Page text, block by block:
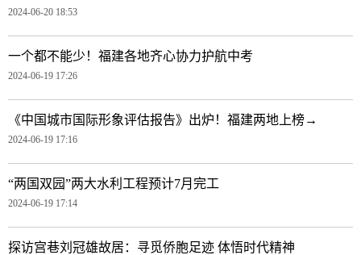
2024-06-20 18:53
一个都不能少！福建各地齐心协力护航中考
2024-06-19 17:26
《中国城市国际形象评估报告》出炉！福建两地上榜→
2024-06-19 17:16
“两国双园”两大水利工程预计7月完工
2024-06-19 17:14
探访宫巷刘冠雄故居：寻觅侨胞足迹 体悟时代精神